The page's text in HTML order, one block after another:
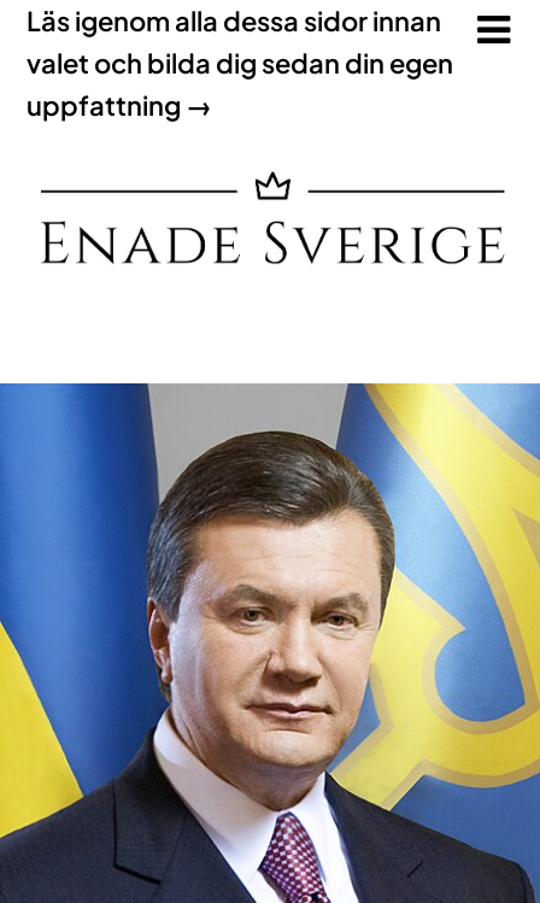
Läs igenom alla dessa sidor innan
valet och bilda dig sedan din egen
uppfattning →